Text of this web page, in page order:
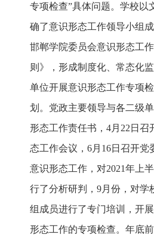
专项检查”具体问题。学校以
确了意识形态工作领导小组
邯郸学院委员会意识形态工
则》，形成制度化、常态化
单位开展意识形态工作专项
划。党政主要领导与各二级
形态工作责任书，4月22日召
态工作会议，6月16日召开党
意识形态工作，对2021年上
行了分析研判，9月份，对学
组成员进行了专门培训，开
形态工作的专项检查。年底